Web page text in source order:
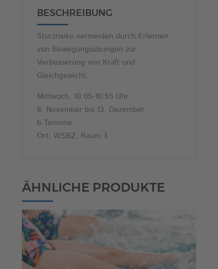
:
BESCHREIBUNG
Sturzrisiko vermeiden durch Erlernen
von Bewegungsübungen zur
Verbesserung von Kraft und
Gleichgewicht.
Mittwoch, 10:05-10:55 Uhr
8. November bis 13. Dezember
6 Termine
Ort: WSBZ, Raum 3
ÄHNLICHE PRODUKTE